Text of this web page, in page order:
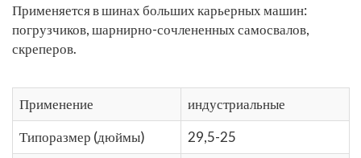
Применяется в шинах больших карьерных машин:
погрузчиков, шарнирно-сочлененных самосвалов,
скреперов.
Применение
индустриальные
Типоразмер (дюймы)
29,5-25